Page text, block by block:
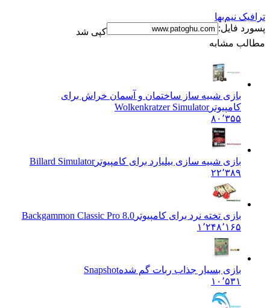
ترافیک نیم‌بها
پسورد فایل:
کپی شد
مطالب مشابه
بازی شبیه ساز ساختمان و آسمان خراش برای
کامپیوترWolkenkratzer Simulator
۸۰٬۳۵۵
بازی شبیه سازی بیلیارد برای کامپیوترBillard Simulator
۲۲٬۳۸۹
بازی تخته نرد برای کامپیوتر Backgammon Classic Pro 8.0
۱٬۲۴۸٬۱۶۵
بازی بسیار جذاب ربات گم شدهSnapshot
۱۰٬۵۳۱